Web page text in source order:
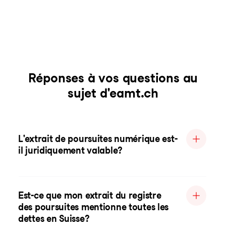
Réponses à vos questions au
sujet d'eamt.ch
L'extrait de poursuites numérique est-
il juridiquement valable?
Est-ce que mon extrait du registre
des poursuites mentionne toutes les
dettes en Suisse?